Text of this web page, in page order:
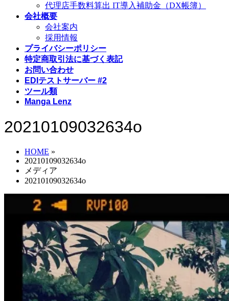
代理店手数料算出 IT導入補助金（DX帳簿）
会社概要
会社案内
採用情報
プライバシーポリシー
特定商取引法に基づく表記
お問い合わせ
EDIテストサーバー #2
ツール類
Manga Lenz
20210109032634o
HOME »
20210109032634o
メディア
20210109032634o